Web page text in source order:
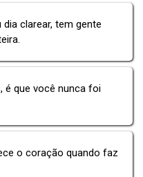
clarear, tem gente
é que você nunca foi
o coração quando faz